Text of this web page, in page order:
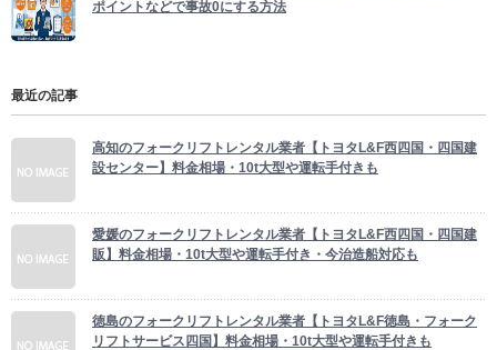
ポイントなどで事故0にする方法
最近の記事
高知のフォークリフトレンタル業者【トヨタL&F西四国・四国建
設センター】料金相場・10t大型や運転手付きも
愛媛のフォークリフトレンタル業者【トヨタL&F西四国・四国建
販】料金相場・10t大型や運転手付き・今治造船対応も
徳島のフォークリフトレンタル業者【トヨタL&F徳島・フォーク
リフトサービス四国】料金相場・10t大型や運転手付きも